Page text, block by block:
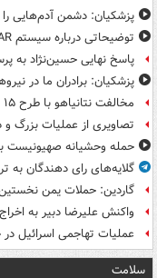
پزشکیان: دشمن آدم‌هایی
توضیحاتی درباره سیستم Van VAR در فوتبال ایران
پاسخ نهایی حسین‌نژاد به
پزشکیان: برادران ما در
مخالفت نتانیاهو با طرح ۱۵ ماده ای غزه و تکرار لفاظی علیه ایران
تصاویری از عملیات بزرگ
حمله وحشیانه صهیونیست
گلایه‌های رای دهندگان به
گاردین: حملات یمن
واکنش علیرضا دبیر به
عملیات تهاجمی اسرائیل
سلامت